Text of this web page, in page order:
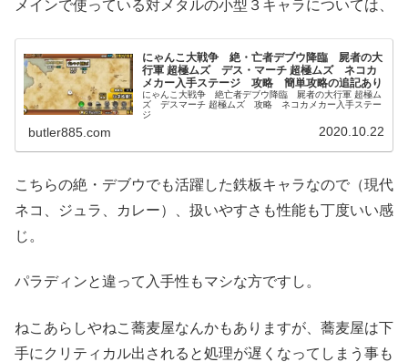
メインで使っている対メタルの小型３キャラについては、
にゃんこ大戦争 絶・亡者デブウ降臨 屍者の大
行軍 超極ムズ デス・マーチ 超極ムズ ネコカ
メカー入手ステージ 攻略 簡単攻略の追記あり
にゃんこ大戦争 絶亡者デブウ降臨 屍者の大行軍 超極ム
ズ デスマーチ 超極ムズ 攻略 ネコカメカー入手ステー
ジ
butler885.com 2020.10.22
こちらの絶・デブウでも活躍した鉄板キャラなので（現代
ネコ、ジュラ、カレー）、扱いやすさも性能も丁度いい感
じ。
パラディンと違って入手性もマシな方ですし。
ねこあらしやねこ蕎麦屋なんかもありますが、蕎麦屋は下
手にクリティカル出されると処理が遅くなってしまう事も